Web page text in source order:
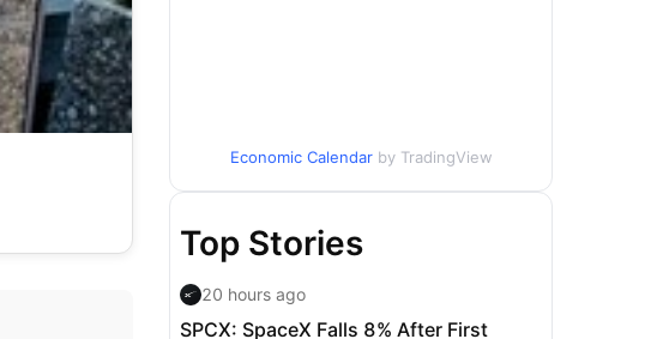
Economic Calendar by TradingView